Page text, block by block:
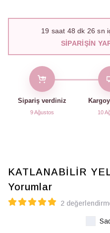
19 saat 48 dk 25 sn
SIPARIŞIN
Sipariş verdiniz
9 Ağustos 10
KATLANABİLİR
Yorumlar
2